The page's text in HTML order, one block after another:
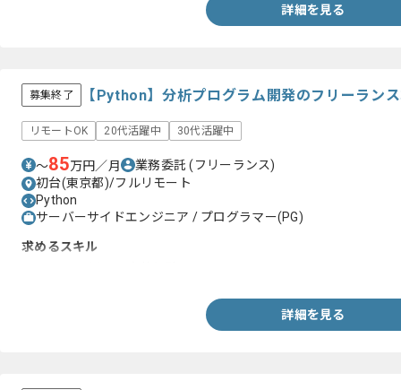
詳細を見る
募集終了 【Python】分析プログラム開発のフリーラン
リモートOK 20代活躍中 30代活躍中
〜85万円／月 業務委託(フリーランス)
初台(東京都)/フルリモート
Python
サーバーサイドエンジニア / プログラマー(PG)
求めるスキル
詳細を見る